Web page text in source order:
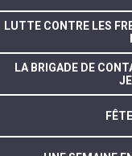
LUTTE CONTRE LES
LA BRIGADE DE